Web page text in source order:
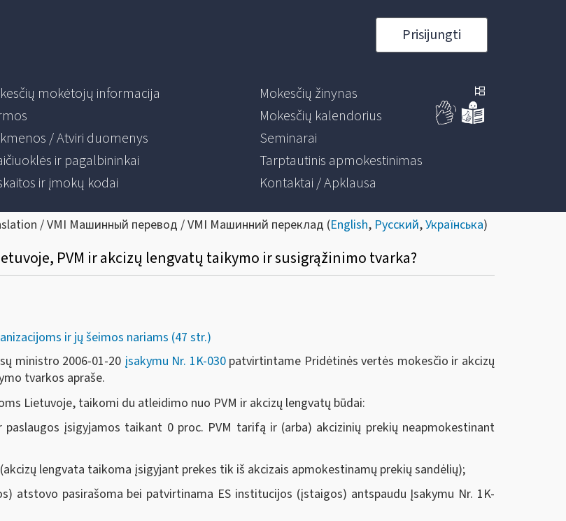
Prisijungti
mokėtojų informacija
/ Atviri duomenys
ir pagalbininkai
ir įmokų kodai
Mokesčių žinynas
Mokesčių kalendorius
Seminarai
Tarptautinis apmokestinimas
Kontaktai / Apklausa
/ VMI Машинный перевод / VMI Машинний переклад (English, Русский,Українська)
PVM ir akcizų lengvatų taikymo ir susigrąžinimo tvarka?
ir jų šeimos nariams (47 str.)
ministro 2006-01-20 įsakymu Nr. 1K-030patvirtintame Pridėtinės vertės mokesčio ir akcizų
tvarkos apraše.
Lietuvoje, taikomi du atleidimo nuo PVM ir akcizų lengvatų būdai:
įsigyjamos taikant 0 proc. PVM tarifą ir (arba) akcizinių prekių neapmokestinant
lengvata taikoma įsigyjant prekes tik iš akcizais apmokestinamų prekių sandėlių);
atstovo pasirašoma bei patvirtinama ES institucijos (įstaigos) antspaudu Įsakymu Nr. 1K-